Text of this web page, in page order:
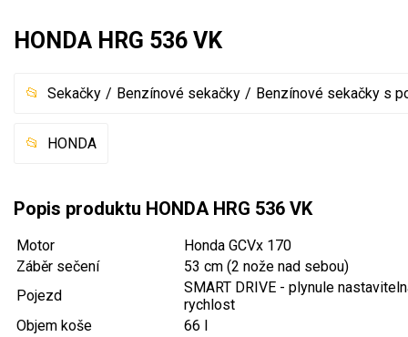
Aku křovinořezy a vyžínače
Benzínové pily
Aku pily
Elektrické pily
Jednoruční pily
HONDA HRG 536 VK
Sekačky Benzínové sekačky Benzínové sekačky s
HONDA
Popis produktu HONDA HRG 536 VK
Motor
Honda GCVx 170
Záběr sečení
53 cm (2 nože nad sebou)
Pojezd
SMART DRIVE - plynule
rychlost
Objem koše
66 l